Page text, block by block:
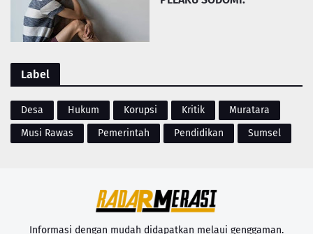
Label
Desa Hukum Korupsi Kritik
Muratara
Musi Rawas
Pemerintah Pendidikan Sumsel
Informasi dengan mudah didapatkan melaui genggaman.